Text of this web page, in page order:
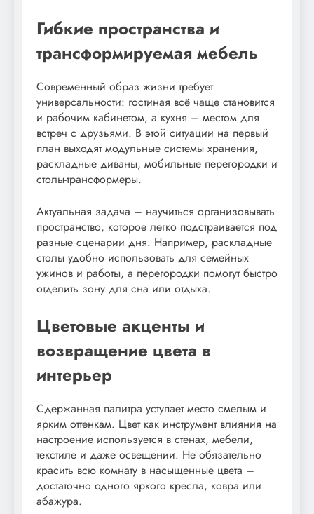
Гибкие пространства и
трансформируемая мебель
Современный образ жизни требует
универсальности: гостиная всё чаще становится
и рабочим кабинетом, а кухня – местом для
встреч с друзьями. В этой ситуации на первый
план выходят модульные системы хранения,
раскладные диваны, мобильные перегородки и
столы-трансформеры.
Актуальная задача – научиться организовывать
пространство, которое легко подстраивается под
разные сценарии дня. Например, раскладные
столы удобно использовать для семейных
ужинов и работы, а перегородки помогут быстро
отделить зону для сна или отдыха.
Цветовые акценты и
возвращение цвета в
интерьер
Сдержанная палитра уступает место смелым и
ярким оттенкам. Цвет как инструмент влияния на
настроение используется в стенах, мебели,
текстиле и даже освещении. Не обязательно
красить всю комнату в насыщенные цвета –
достаточно одного яркого кресла, ковра или
абажура.